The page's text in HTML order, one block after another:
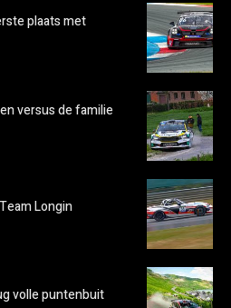
plaats met
versus de familie
Longin
volle puntenbuit